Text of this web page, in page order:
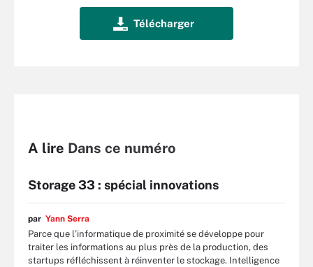
A lire Dans ce numéro
Storage 33 : spécial innovations
par Yann Serra
Parce que l’informatique de proximité se développe pour
traiter les informations au plus près de la production, des
startups réfléchissent à réinventer le stockage. Intelligence